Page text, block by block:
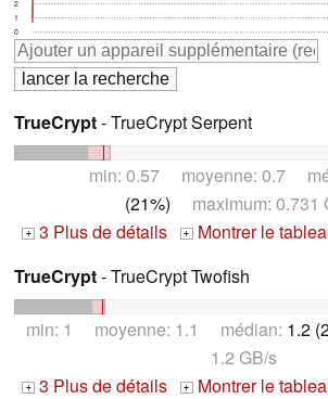
0
1
2
TrueCrypt- TrueCrypt Serpent
min: 0.57 moyenne: 0.7
(21%) maximum: 0.731
+ 3 Plus de détails + Montrer le
TrueCrypt- TrueCrypt Twofish
min: 1 moyenne: 1.1 médian: 1.2
1.2 GB/s
+ 3 Plus de détails + Montrer le